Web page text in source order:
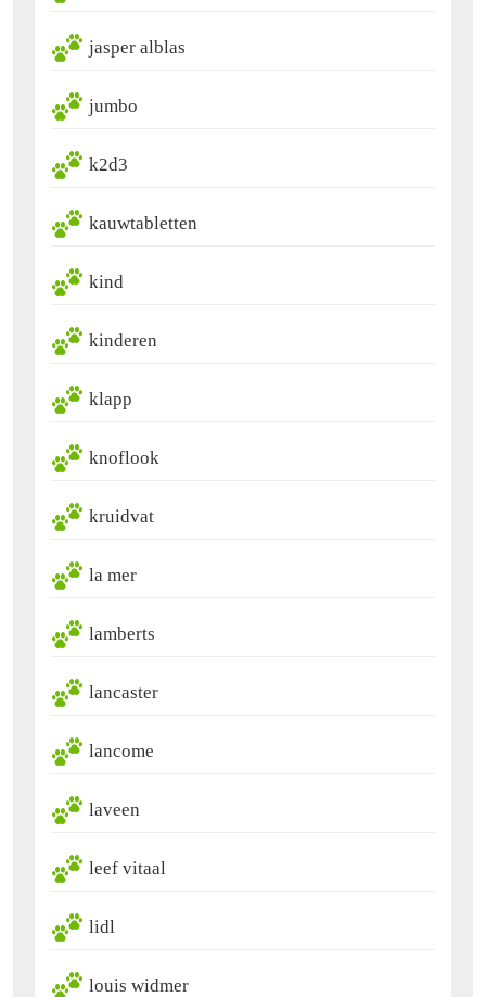
jasper alblas
jumbo
k2d3
kauwtabletten
kind
kinderen
klapp
knoflook
kruidvat
la mer
lamberts
lancaster
lancome
laveen
leef vitaal
lidl
louis widmer